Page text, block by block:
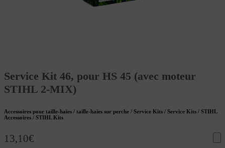
Service Kit 46, pour HS 45 (avec moteur
STIHL 2-MIX)
Accessoires pour taille-haies / taille-haies sur perche / Service Kits / Service Kits / STIHL
Accessoires / STIHL Kits
13,10€